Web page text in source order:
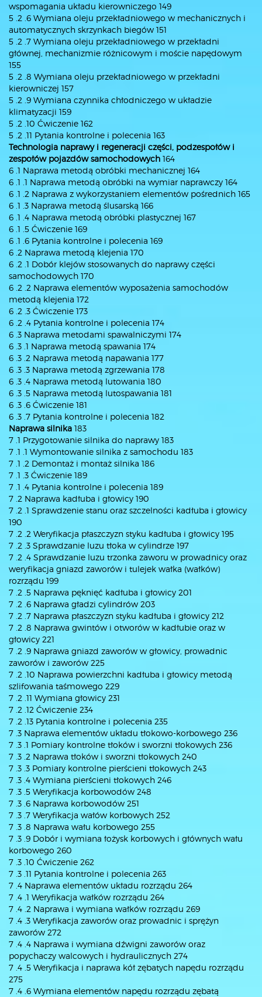
wspomagania układu kierowniczego 149
5 .2 .6 Wymiana oleju przekładniowego w mechanicznych i
automatycznych skrzynkach biegów 151
5 .2 .7 Wymiana oleju przekładniowego w przekładni
głównej, mechanizmie różnicowym i moście napędowym
155
5 .2 .8 Wymiana oleju przekładniowego w przekładni
kierowniczej 157
5 .2 .9 Wymiana czynnika chłodniczego w układzie
klimatyzacji 159
5 .2 .10 Ćwiczenie 162
5 .2 .11 Pytania kontrolne i polecenia 163
Technologia naprawy i regeneracji części, podzespołów i
zespołów pojazdów samochodowych 164
6 .1 Naprawa metodą obróbki mechanicznej 164
6 .1 .1 Naprawa metodą obróbki na wymiar naprawczy 164
6 .1 .2 Naprawa z wykorzystaniem elementów pośrednich 165
6 .1 .3 Naprawa metodą ślusarską 166
6 .1 .4 Naprawa metodą obróbki plastycznej 167
6 .1 .5 Ćwiczenie 169
6 .1 .6 Pytania kontrolne i polecenia 169
6 .2 Naprawa metodą klejenia 170
6 .2 .1 Dobór klejów stosowanych do naprawy części
samochodowych 170
6 .2 .2 Naprawa elementów wyposażenia samochodów
metodą klejenia 172
6 .2 .3 Ćwiczenie 173
6 .2 .4 Pytania kontrolne i polecenia 174
6 .3 Naprawa metodami spawalniczymi 174
6 .3 .1 Naprawa metodą spawania 174
6 .3 .2 Naprawa metodą napawania 177
6 .3 .3 Naprawa metodą zgrzewania 178
6 .3 .4 Naprawa metodą lutowania 180
6 .3 .5 Naprawa metodą lutospawania 181
6 .3 .6 Ćwiczenie 181
6 .3 .7 Pytania kontrolne i polecenia 182
Naprawa silnika 183
7 .1 Przygotowanie silnika do naprawy 183
7 .1 .1 Wymontowanie silnika z samochodu 183
7 .1 .2 Demontaż i montaż silnika 186
7 .1 .3 Ćwiczenie 189
7 .1 .4 Pytania kontrolne i polecenia 189
7 .2 Naprawa kadłuba i głowicy 190
7 .2 .1 Sprawdzenie stanu oraz szczelności kadłuba i głowicy
190
7 .2 .2 Weryfikacja płaszczyzn styku kadłuba i głowicy 195
7 .2 .3 Sprawdzanie luzu tłoka w cylindrze 197
7 .2 .4 Sprawdzanie luzu trzonka zaworu w prowadnicy oraz
weryfikacja gniazd zaworów i tulejek wałka (wałków)
rozrządu 199
7 .2 .5 Naprawa pęknięć kadłuba i głowicy 201
7 .2 .6 Naprawa gładzi cylindrów 203
7 .2 .7 Naprawa płaszczyzn styku kadłuba i głowicy 212
7 .2 .8 Naprawa gwintów i otworów w kadłubie oraz w
głowicy 221
7 .2 .9 Naprawa gniazd zaworów w głowicy, prowadnic
zaworów i zaworów 225
7 .2 .10 Naprawa powierzchni kadłuba i głowicy metodą
szlifowania taśmowego 229
7 .2 .11 Wymiana głowicy 231
7 .2 .12 Ćwiczenie 234
7 .2 .13 Pytania kontrolne i polecenia 235
7 .3 Naprawa elementów układu tłokowo-korbowego 236
7 .3 .1 Pomiary kontrolne tłoków i sworzni tłokowych 236
7 .3 .2 Naprawa tłoków i sworzni tłokowych 240
7 .3 .3 Pomiary kontrolne pierścieni tłokowych 243
7 .3 .4 Wymiana pierścieni tłokowych 246
7 .3 .5 Weryfikacja korbowodów 248
7 .3 .6 Naprawa korbowodów 251
7 .3 .7 Weryfikacja wałów korbowych 252
7 .3 .8 Naprawa wału korbowego 255
7 .3 .9 Dobór i wymiana łożysk korbowych i głównych wału
korbowego 260
7 .3 .10 Ćwiczenie 262
7 .3 .11 Pytania kontrolne i polecenia 263
7 .4 Naprawa elementów układu rozrządu 264
7 .4 .1 Weryfikacja wałków rozrządu 264
7 .4 .2 Naprawa i wymiana wałków rozrządu 269
7 .4 .3 Weryfikacja zaworów oraz prowadnic i sprężyn
zaworów 272
7 .4 .4 Naprawa i wymiana dźwigni zaworów oraz
popychaczy walcowych i hydraulicznych 274
7 .4 .5 Weryfikacja i naprawa kół zębatych napędu rozrządu
275
7 .4 .6 Wymiana elementów napędu rozrządu zębatą